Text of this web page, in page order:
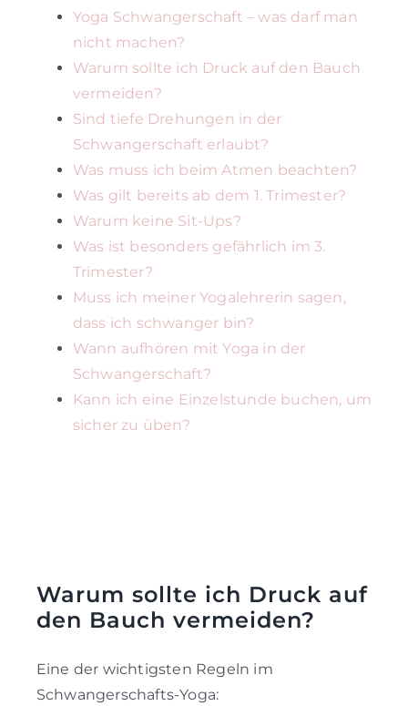
Yoga Schwangerschaft – was darf man
nicht machen?
Warum sollte ich Druck auf den Bauch
vermeiden?
Sind tiefe Drehungen in der
Schwangerschaft erlaubt?
Was muss ich beim Atmen beachten?
Was gilt bereits ab dem 1. Trimester?
Warum keine Sit-Ups?
Was ist besonders gefährlich im 3.
Trimester?
Muss ich meiner Yogalehrerin sagen,
dass ich schwanger bin?
Wann aufhören mit Yoga in der
Schwangerschaft?
Kann ich eine Einzelstunde buchen, um
sicher zu üben?
Warum sollte ich Druck auf
den Bauch vermeiden?
Eine der wichtigsten Regeln im
Schwangerschafts-Yoga: